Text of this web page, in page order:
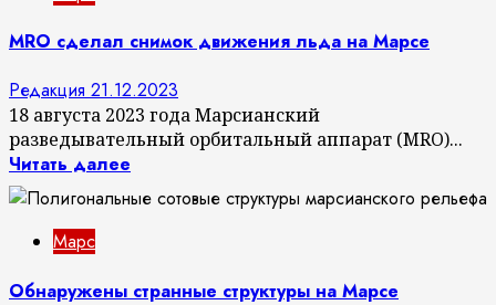
MRO сделал снимок движения льда на Марсе
Редакция 21.12.2023
18 августа 2023 года Марсианский
разведывательный орбитальный аппарат (MRO)...
Читать далее
Марс
Обнаружены странные структуры на Марсе